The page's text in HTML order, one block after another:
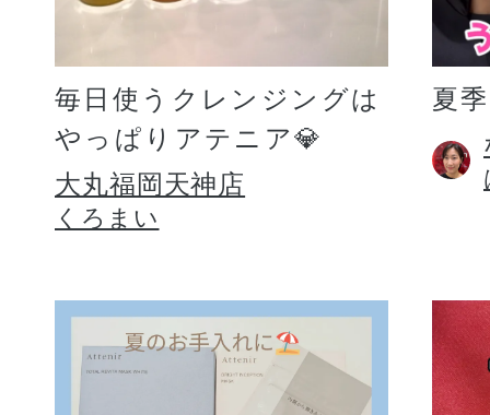
毎日使うクレンジングは
やっぱりアテニア💎
大丸福岡天神店
くろまい
夏